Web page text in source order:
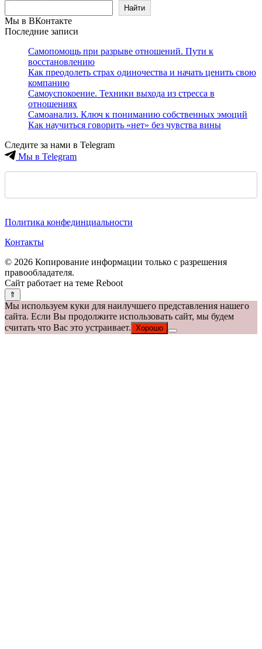
Найти
Мы в ВКонтакте
Последние записи
Самопомощь при разрыве отношений. Пути к
восстановлению
Как преодолеть страх одиночества и начать ценить свою
компанию
Самоуспокоение. Техники выхода из стресса в
отношениях
Самоанализ. Ключ к пониманию собственных эмоций
Как научиться говорить «нет» без чувства вины
Следите за нами в Telegram
Мы в Telegram
Политика конфединциальности
Контакты
© 2026 Копирование информации только с разрешения
правообладателя.
Сайт работает на теме Reboot
Мы используем куки для наилучшего представления нашего
сайта. Если Вы продолжите использовать сайт, мы будем
считать что Вас это устраивает. Хорошо